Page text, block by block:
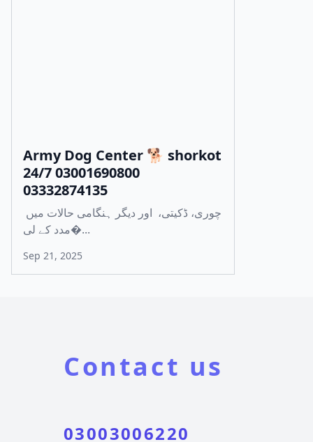
Army Dog Center 🐕 shorkot
24/7 03001690800
03332874135
مدد کے لی�...
Sep 21, 2025
Contact us
03003006220